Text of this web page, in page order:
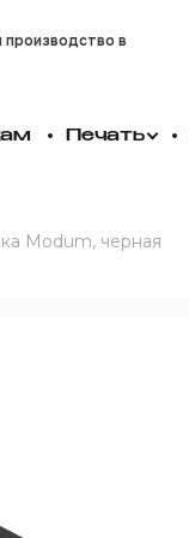
производство в
Печать
Modum, черная